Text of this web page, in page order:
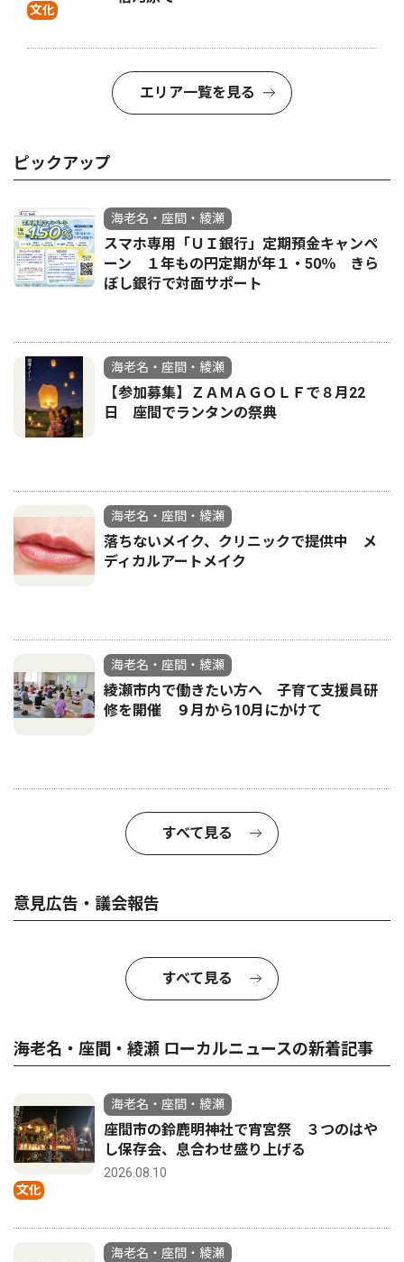
文化
エリア一覧を見る
ピックアップ
海老名・座間・綾瀬
スマホ専用「ＵＩ銀行」定期預金キャンペ
ーン １年もの円定期が年１・50％ きら
ぼし銀行で対面サポート
海老名・座間・綾瀬
【参加募集】ＺＡＭＡＧＯＬＦで８月22
日 座間でランタンの祭典
海老名・座間・綾瀬
落ちないメイク、クリニックで提供中 メ
ディカルアートメイク
海老名・座間・綾瀬
綾瀬市内で働きたい方へ 子育て支援員研
修を開催 ９月から10月にかけて
すべて見る
意見広告・議会報告
すべて見る
海老名・座間・綾瀬 ローカルニュースの新着記事
文化
海老名・座間・綾瀬
座間市の鈴鹿明神社で宵宮祭 ３つのはや
し保存会、息合わせ盛り上げる
2026.08.10
海老名・座間・綾瀬